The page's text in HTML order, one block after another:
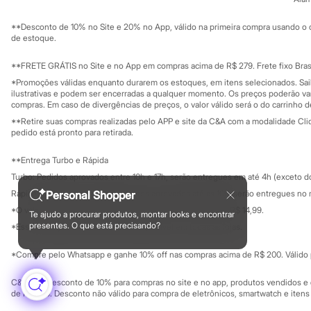
Pantufas
Rasteirinhas
Tênis
Diversão
Marcas
Baby Club
Fifteen
Miss Fifteen
Palomino
Calcinhas
Cuecas
Pijamas
Moda praia
Biquínis e Maiôs
Blusas de proteção
Sungas
Personagens
Bluey
Disney
Hello Kitty
Personal Shopper
Te ajudo a procurar produtos, montar looks e encontrar
presentes. O que está precisando?
Mapa do site
Investidores
Privacidade
Configuração de cookies
Minha privacidade
Governança
Educação
Formas de pagamento
**Desconto de 10% no Site e 20% no App, válido na primeira compra usando
de estoque.
**FRETE GRÁTIS no Site e no App em compras acima de R$ 279. Frete fixo
*Promoções válidas enquanto durarem os estoques, em itens selecionados.
ilustrativas e podem ser encerradas a qualquer momento. Os preços poderão
compras. Em caso de divergências de preços, o valor válido será o do carrinho
**Retire suas compras realizadas pelo APP e site da C&A com a modalidade
pedido está pronto para retirada.
**Entrega Turbo e Rápida
Turbo: Pedidos aprovados entre 10h e 17h, serão entregues em até 4h (exceto
Rápida: Pedidos com os pagamentos aprovados até as 10h, serão entregues
*O valor do frete para o turbo é R$ 24,99 e para a rápida é R$ 14,99.
*Essa condição ainda não estará disponível em todas as lojas.
*Compre pelo Whatsapp e ganhe 10% off nas compras acima de R$ 200.
C&A Pay: desconto de 10% para compras no site e no app, produtos vendidos
de R$ 400. Desconto não válido para compra de eletrônicos, smartwatch e